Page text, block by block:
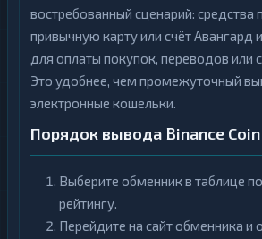
востребованный сценарий: средства
привычную карту или счёт Авангард
для оплаты покупок, переводов или
Это удобнее, чем промежуточный
электронные кошельки.
Порядок вывода Binance
Выберите обменник в таблице
рейтингу.
Перейдите на сайт обменника и